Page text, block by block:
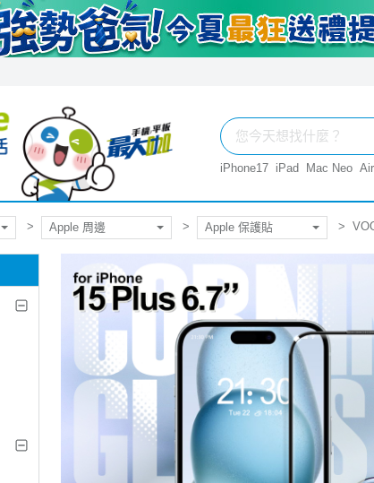
iPhone17 iPad Mac Neo
Apple 周邊 Apple 保護貼